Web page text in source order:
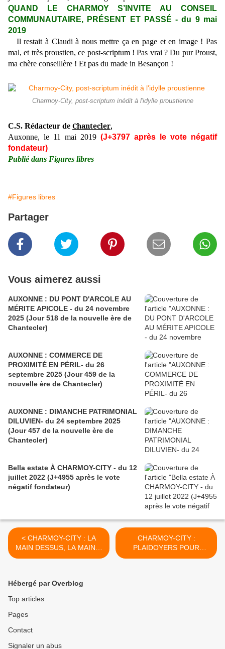
QUAND LE CHARMOY S’INVITE AU CONSEIL
COMMUNAUTAIRE, PRÉSENT ET PASSÉ - du 9 mai
2019
Il restait à Claudi à nous mettre ça en page et en image ! Pas
mal, et très proustien, ce post-scriptum ! Pas vrai ? Du pur Proust,
ma chère conseillère ! Et pas du made in Besançon !
Charmoy-City, post-scriptum inédit à l'idylle proustienne
C.S. Rédacteur de Chantecler,
Auxonne, le 11 mai 2019 (J+3797 après le vote négatif
fondateur)
Publié dans Figures libres
#Figures libres
Partager
Vous aimerez aussi
AUXONNE : DU PONT D'ARCOLE AU
MÉRITE APICOLE - du 24 novembre
2025 (Jour 518 de la nouvelle ère de
Chantecler)
AUXONNE : COMMERCE DE
PROXIMITÉ EN PÉRIL- du 26
septembre 2025 (Jour 459 de la
nouvelle ère de Chantecler)
AUXONNE : DIMANCHE PATRIMONIAL
DILUVIEN- du 24 septembre 2025
(Jour 457 de la nouvelle ère de
Chantecler)
Bella estate À CHARMOY-CITY - du 12
juillet 2022 (J+4955 après le vote
négatif fondateur)
< CHARMOY-CITY : LA
MAIN DESSUS, LA MAIN À
LA PÂTE ET LA MAINMISE
fondateur)
CHARMOY-CITY :
PLAIDOYERS POUR
LECLERC À
Hébergé par Overblog
Top articles
Pages
Contact
Signaler un abus